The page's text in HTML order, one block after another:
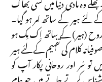
لئے ہیر کے ساتھ امر ہو گیا۔
(ہیر) کے ساتھ اِک مِک ہو
کلام کی تفہیم کے لئے ہیر
تو سُر اور روحانی پکار آپ کو